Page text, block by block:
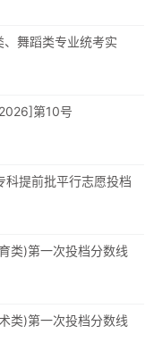
舞蹈类专业统考实
第10号
科提前批平行志愿投档
类)第一次投档分数线
类)第一次投档分数线